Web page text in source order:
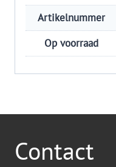
Artikelnummer
Op voorraad
Contact